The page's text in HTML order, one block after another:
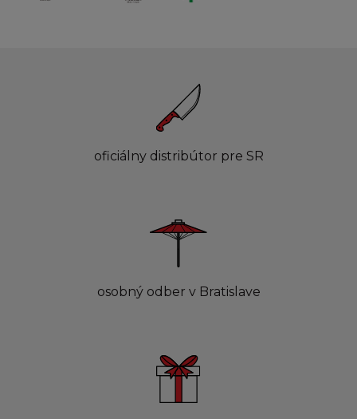
oficiálny distribútor pre SR
osobný odber v Bratislave